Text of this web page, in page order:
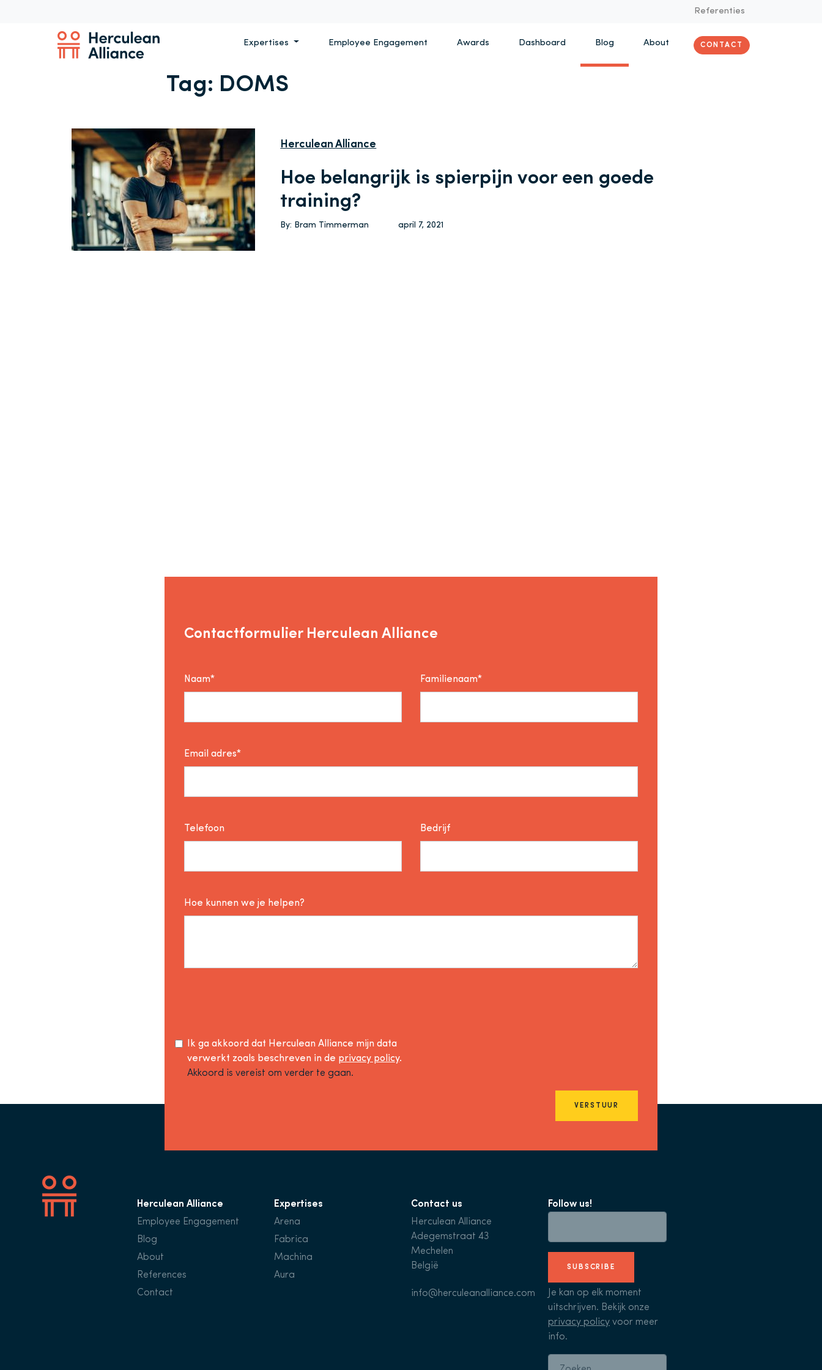
Referenties
Expertises Employee Engagement Awards Dashboard Blog About CONTACT
Tag: DOMS
Herculean Alliance
Hoe belangrijk is spierpijn voor een goede
training?
By: Bram Timmerman april 7, 2021
Contactformulier Herculean Alliance
Naam* Familienaam*
Email adres*
Telefoon Bedrijf
Hoe kunnen we je helpen?
Ik ga akkoord dat Herculean Alliance mijn data
verwerkt zoals beschreven in de privacy policy.
Akkoord is vereist om verder te gaan.
VERSTUUR
Herculean Alliance
Employee Engagement
Blog
About
References
Contact
Expertises
Arena
Fabrica
Machina
Aura
Contact us
Herculean Alliance
Adegemstraat 43
Mechelen
België
info@herculeanalliance.com
Follow us!
SUBSCRIBE
Je kan op elk moment
uitschrijven. Bekijk onze
privacy policy voor meer
info.